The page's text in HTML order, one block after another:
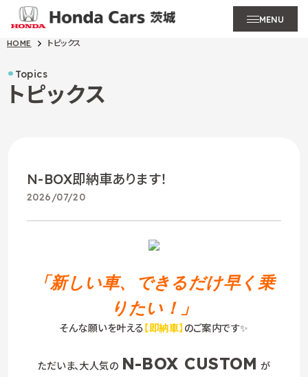
MENU
HOME トピックス
Topics
トピックス
N-BOX即納車あります！
2026/07/20
「新しい車、できるだけ早く乗
りたい！」
そんな願いを叶える 【即納車】 のご案内です✨
ただいま、大人気の N-BOX CUSTOM が